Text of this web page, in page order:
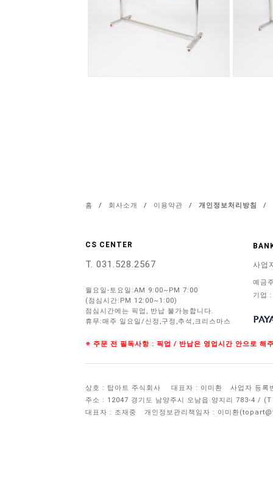
홈 / 회사소개 / 이용약관 / 개인정보처리방침 /
CS CENTER
T. 031.528.2567
월요일-토요일:AM 9:00~PM 7:00
(점심시간:PM 12:00~1:00)
점심시간에는 픽업, 반납 불가능합니다.
휴무:매주 일요일/신정,구정,추석,크리스마스
사업
예금
기업
※ 주문 전 필독사항 : 픽업 / 반납은 영업시간 안으로 해
상호 : 탑아트 주식회사 대표자 : 이미환
사업자 등록
주소 : 12047 경기도 남양주시 오남읍 양지리 783-4 /
대표자 : 조재중
개인정보관리책임자 : 이미환